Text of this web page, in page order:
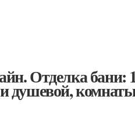
Отделка бани:
душевой,